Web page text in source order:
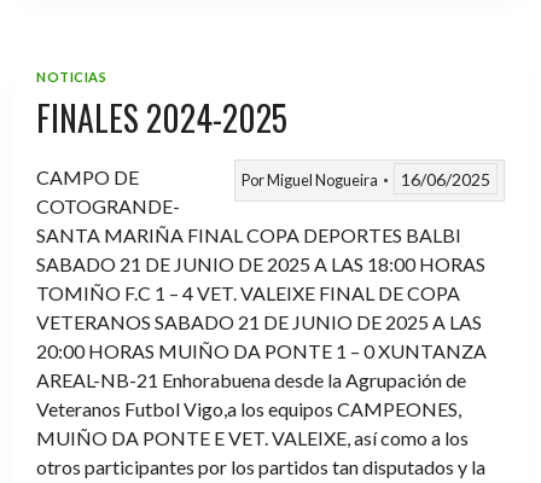
NOTICIAS
FINALES 2024-2025
PorMiguel Nogueira 16/06/2025
CAMPO DE
COTOGRANDE-
SANTA MARIÑA FINAL COPA DEPORTES BALBI
SABADO 21 DE JUNIO DE 2025 A LAS 18:00 HORAS
TOMIÑO F.C 1 – 4 VET. VALEIXE FINAL DE COPA
VETERANOS SABADO 21 DE JUNIO DE 2025 A LAS
20:00 HORAS MUIÑO DA PONTE 1 – 0 XUNTANZA
AREAL-NB-21 Enhorabuena desde la Agrupación de
Veteranos Futbol Vigo,a los equipos CAMPEONES,
MUIÑO DA PONTE E VET. VALEIXE, así como a los
otros participantes por los partidos tan disputados y la